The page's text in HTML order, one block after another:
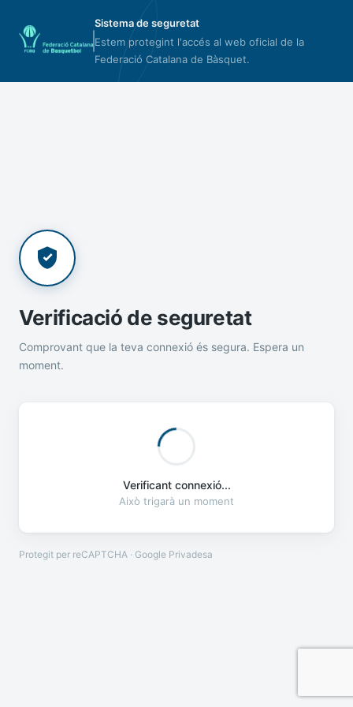
Sistema de seguretat
Estem protegint l'accés al web oficial de la
Federació Catalana de Bàsquet.
Verificació de seguretat
Comprovant que la teva connexió és segura. Espera un
moment.
Verificant connexió...
Això trigarà un moment
Protegit per reCAPTCHA · Google Privadesa